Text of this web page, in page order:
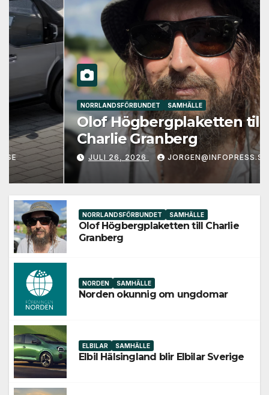
NORRLANDSFÖRBUNDET SAMHÄLLE
Olof Högbergplaketten till
Charlie Granberg
JULI 26, 2026 JORGEN@INFOPRESS.SE
NORRLANDSFÖRBUNDET SAMHÄLLE
Olof Högbergplaketten till Charlie
Granberg
NORDEN SAMHÄLLE
Norden okunnig om ungdomar
ELBILAR SAMHÄLLE
Elbil Hälsingland blir Elbilar Sverige